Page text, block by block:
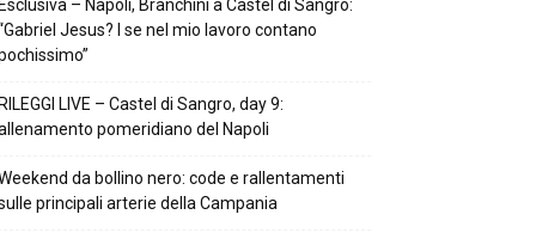
– Napoli, Branchini a Castel di Sangro:
Jesus? I se nel mio lavoro contano
LIVE – Castel di Sangro, day 9:
pomeridiano del Napoli
da bollino nero: code e rallentamenti
principali arterie della Campania